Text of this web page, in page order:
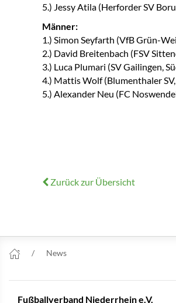
5.) Jessy Atila (Herforder SV
Männer:
1.) Simon Seyfarth (VfB Grün-
2.) David Breitenbach (FSV
3.) Luca Plumari (SV Gailingen,
4.) Mattis Wolf (Blumenthaler
5.) Alexander Neu (FC
Zurück zur Übersicht
News
Fußballverband Niederrhein e.V.